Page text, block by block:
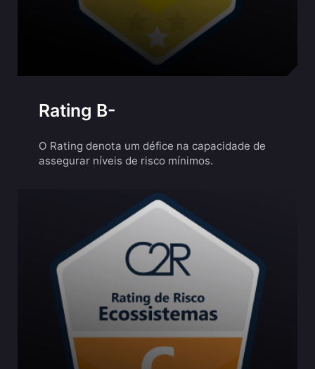
Rating B-
O Rating denota um défice na capacidade de
assegurar níveis de risco mínimos.